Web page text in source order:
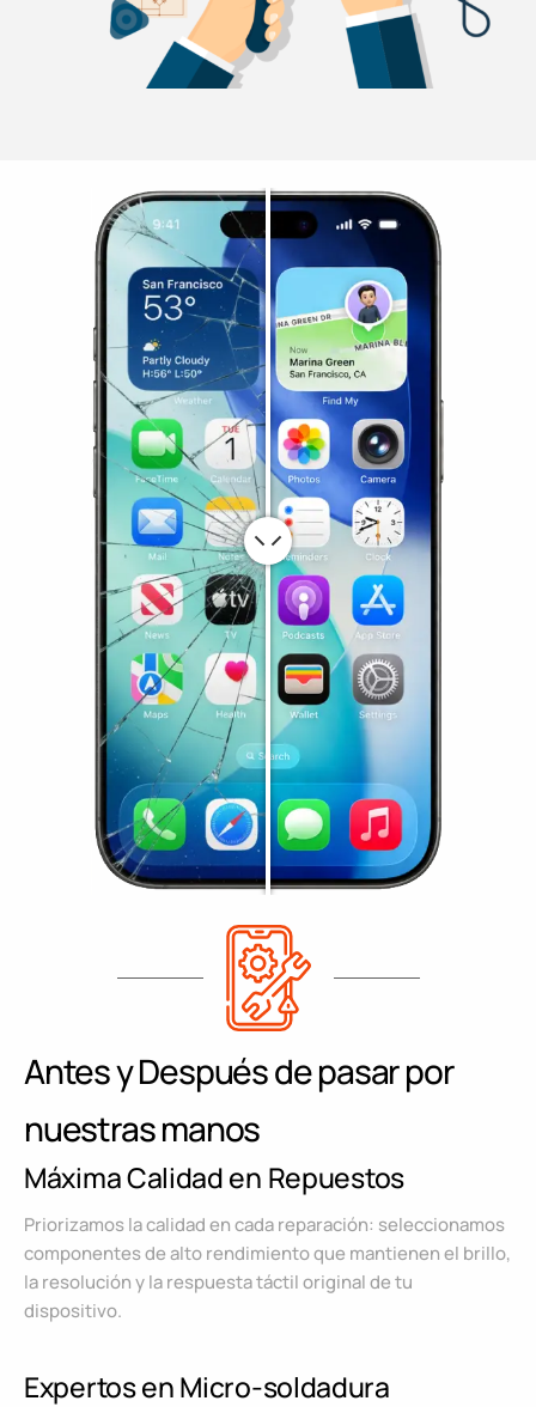
Antes y Después de pasar por
nuestras manos
Máxima Calidad en Repuestos
Priorizamos la calidad en cada reparación: seleccionamos
componentes de alto rendimiento que mantienen el brillo,
la resolución y la respuesta táctil original de tu
dispositivo.
Expertos en Micro-soldadura